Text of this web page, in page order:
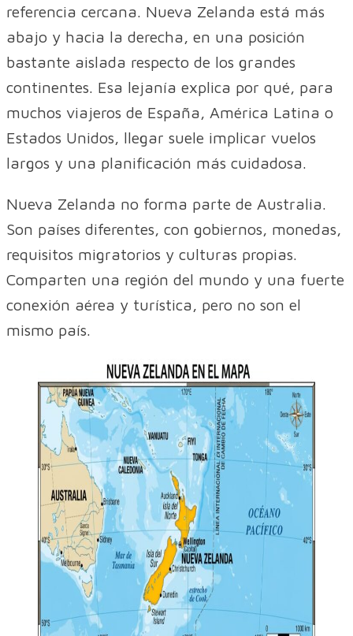
referencia cercana. Nueva Zelanda está más
abajo y hacia la derecha, en una posición
bastante aislada respecto de los grandes
continentes. Esa lejanía explica por qué, para
muchos viajeros de España, América Latina o
Estados Unidos, llegar suele implicar vuelos
largos y una planificación más cuidadosa.
Nueva Zelanda no forma parte de Australia.
Son países diferentes, con gobiernos, monedas,
requisitos migratorios y culturas propias.
Comparten una región del mundo y una fuerte
conexión aérea y turística, pero no son el
mismo país.